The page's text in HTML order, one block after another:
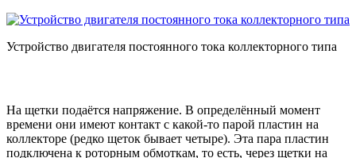
Устройство двигателя постоянного тока коллекторного типа
На щетки подаётся напряжение. В определённый момент
времени они имеют контакт с какой-то парой пластин на
коллекторе (редко щеток бывает четыре). Эта пара пластин
подключена к роторным обмоткам, то есть, через щетки на